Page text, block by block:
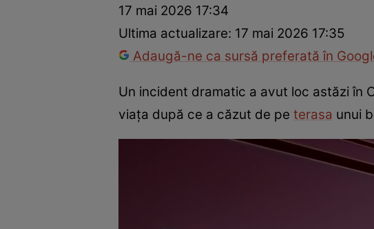
InternaționalFapt divers
17 mai 2026 17:34
Ultima actualizare: 17 mai 2026 17:35
Adaugă-ne ca sursă preferată în
Un incident dramatic a avut loc astăzi în
viața după ce a căzut de pe terasa unui